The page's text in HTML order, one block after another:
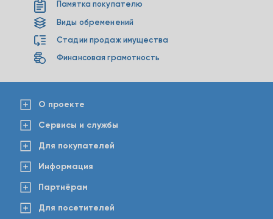
Памятка покупателю
Виды обременений
Стадии продаж имущества
Финансовая грамотность
О проекте
Сервисы и службы
Для покупателей
Информация
Партнёрам
Для посетителей